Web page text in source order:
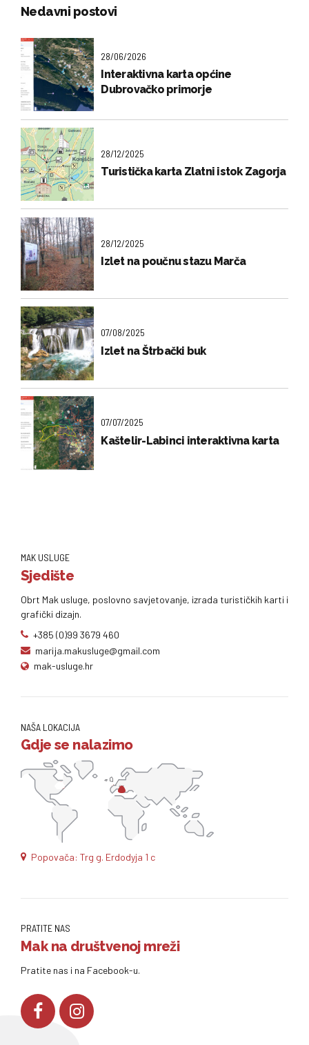
Nedavni postovi
28/06/2026
Interaktivna karta općine
Dubrovačko primorje
28/12/2025
Turistička karta Zlatni istok Zagorja
28/12/2025
Izlet na poučnu stazu Marča
07/08/2025
Izlet na Štrbački buk
07/07/2025
Kaštelir-Labinci interaktivna karta
MAK USLUGE
Sjedište
Obrt Mak usluge, poslovno savjetovanje, izrada turističkih karti i
grafički dizajn.
+385 (0)99 3679 460
marija.makusluge@gmail.com
mak-usluge.hr
NAŠA LOKACIJA
Gdje se nalazimo
Popovača: Trg g. Erdodyja 1 c
PRATITE NAS
Mak na društvenoj mreži
Pratite nas i na Facebook-u.